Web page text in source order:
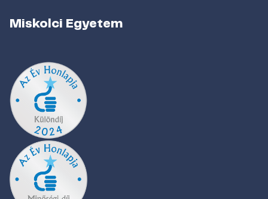
Miskolci Egyetem